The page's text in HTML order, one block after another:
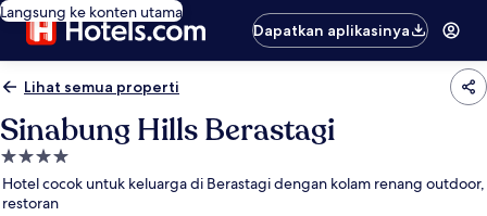
Langsung ke konten utama
Dapatkan aplikasinya
Lihat semua properti
Sinabung Hills Berastagi
Properti
bintang
4.0
Hotel cocok untuk keluarga di Berastagi dengan kolam renang outdoor,
restoran